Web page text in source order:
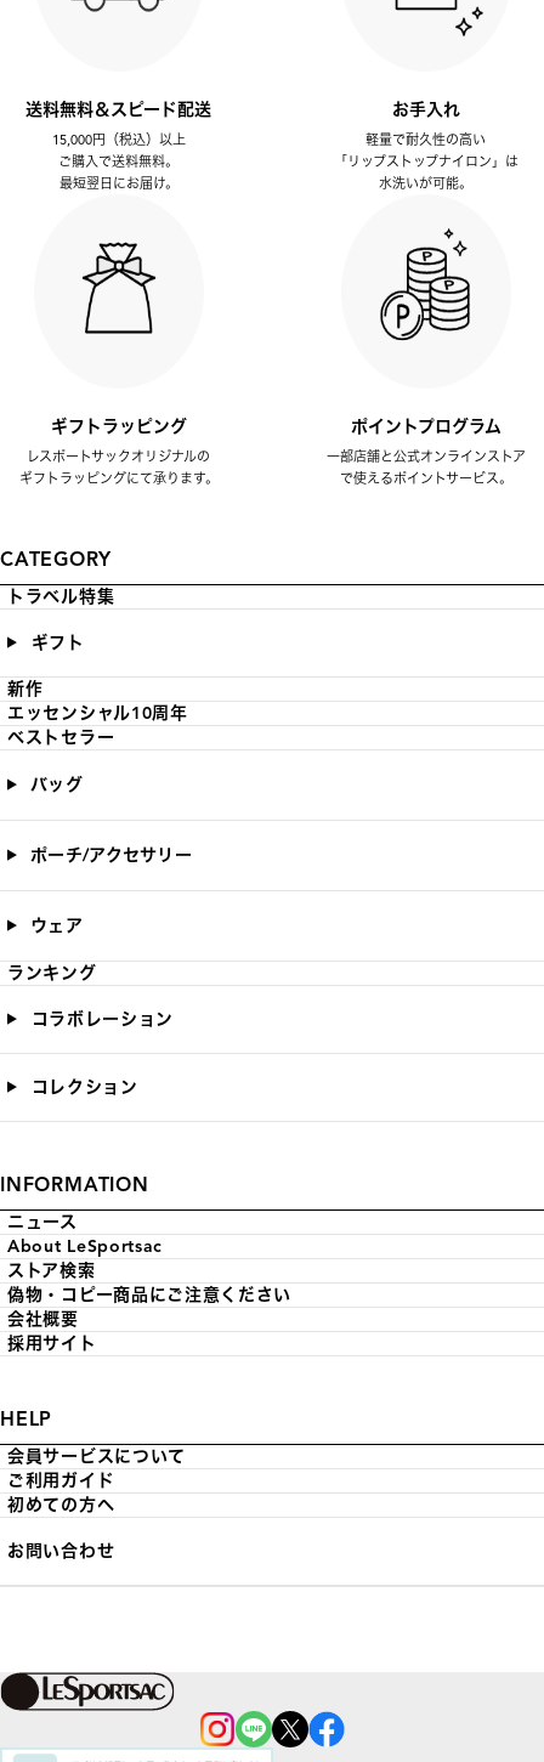
送料無料＆スピード配送
15,000円（税込）以上
ご購入で送料無料。
最短翌日にお届け。
お手入れ
軽量で耐久性の高い
「リップストップナイロン」は
水洗いが可能。
ギフトラッピング
レスポートサックオリジナルの
ギフトラッピングにて承ります。
ポイントプログラム
一部店舗と公式オンラインストア
で使えるポイントサービス。
CATEGORY
トラベル特集
ギフト
新作
エッセンシャル10周年
ベストセラー
バッグ
ポーチ/アクセサリー
ウェア
ランキング
コラボレーション
コレクション
INFORMATION
ニュース
About LeSportsac
ストア検索
偽物・コピー商品にご注意ください
会社概要
採用サイト
HELP
会員サービスについて
ご利用ガイド
初めての方へ
お問い合わせ